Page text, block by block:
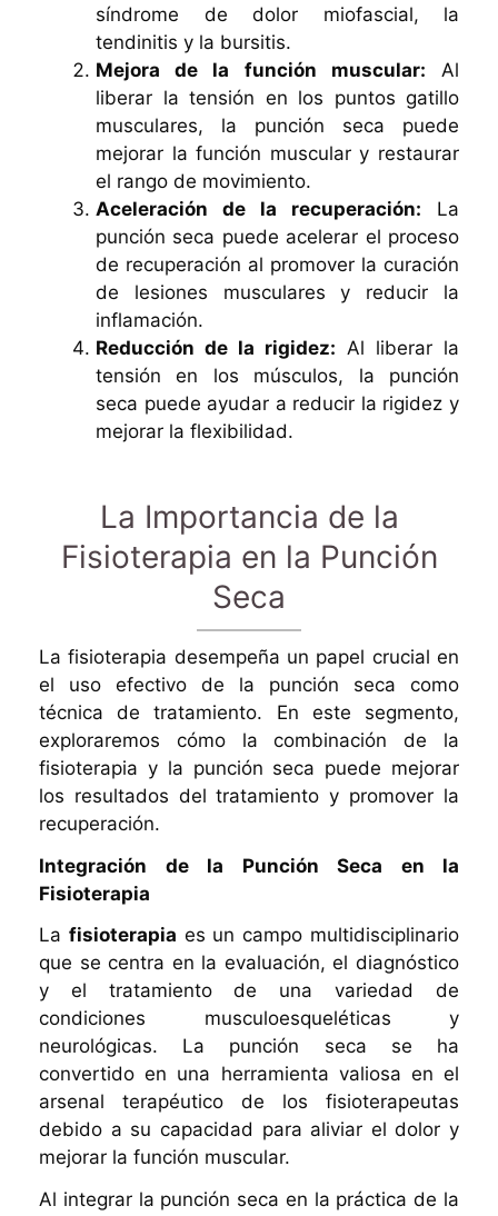
síndrome de dolor miofascial, la
tendinitis y la bursitis.
Mejora de la función muscular: Al
liberar la tensión en los puntos gatillo
musculares, la punción seca puede
mejorar la función muscular y restaurar
el rango de movimiento.
Aceleración de la recuperación: La
punción seca puede acelerar el proceso
de recuperación al promover la curación
de lesiones musculares y reducir la
inflamación.
Reducción de la rigidez: Al liberar la
tensión en los músculos, la punción
seca puede ayudar a reducir la rigidez y
mejorar la flexibilidad.
La Importancia de la
Fisioterapia en la Punción
Seca
La fisioterapia desempeña un papel crucial en
el uso efectivo de la punción seca como
técnica de tratamiento. En este segmento,
exploraremos cómo la combinación de la
fisioterapia y la punción seca puede mejorar
los resultados del tratamiento y promover la
recuperación.
Integración de la Punción Seca en la
Fisioterapia
La fisioterapia es un campo multidisciplinario
que se centra en la evaluación, el diagnóstico
y el tratamiento de una variedad de
condiciones musculoesqueléticas y
neurológicas. La punción seca se ha
convertido en una herramienta valiosa en el
arsenal terapéutico de los fisioterapeutas
debido a su capacidad para aliviar el dolor y
mejorar la función muscular.
Al integrar la punción seca en la práctica de la